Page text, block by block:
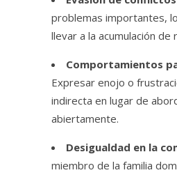
problemas importantes,
llevar a la acumulación
Comportamientos
Expresar enojo o
indirecta en lugar de
abiertamente.
Desigualdad en la
miembro de la familia